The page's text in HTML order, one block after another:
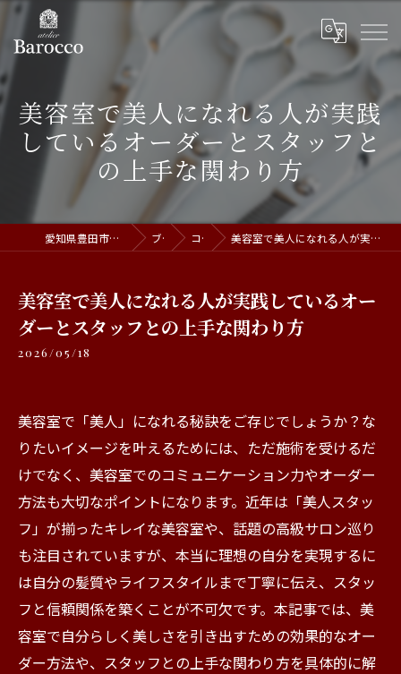
美容室で美人になれる人が実践
しているオーダーとスタッフと
の上手な関わり方
愛知県豊田市の美容室ならatelier Barocco ブログ コラム 美容室で美人になれる人が実践しているオーダーとスタッフとの上手な関わり方
美容室で美人になれる人が実践しているオー
ダーとスタッフとの上手な関わり方
2026/05/18
美容室で「美人」になれる秘訣をご存じでしょうか？な
りたいイメージを叶えるためには、ただ施術を受けるだ
けでなく、美容室でのコミュニケーション力やオーダー
方法も大切なポイントになります。近年は「美人スタッ
フ」が揃ったキレイな美容室や、話題の高級サロン巡り
も注目されていますが、本当に理想の自分を実現するに
は自分の髪質やライフスタイルまで丁寧に伝え、スタッ
フと信頼関係を築くことが不可欠です。本記事では、美
容室で自分らしく美しさを引き出すための効果的なオー
ダー方法や、スタッフとの上手な関わり方を具体的に解